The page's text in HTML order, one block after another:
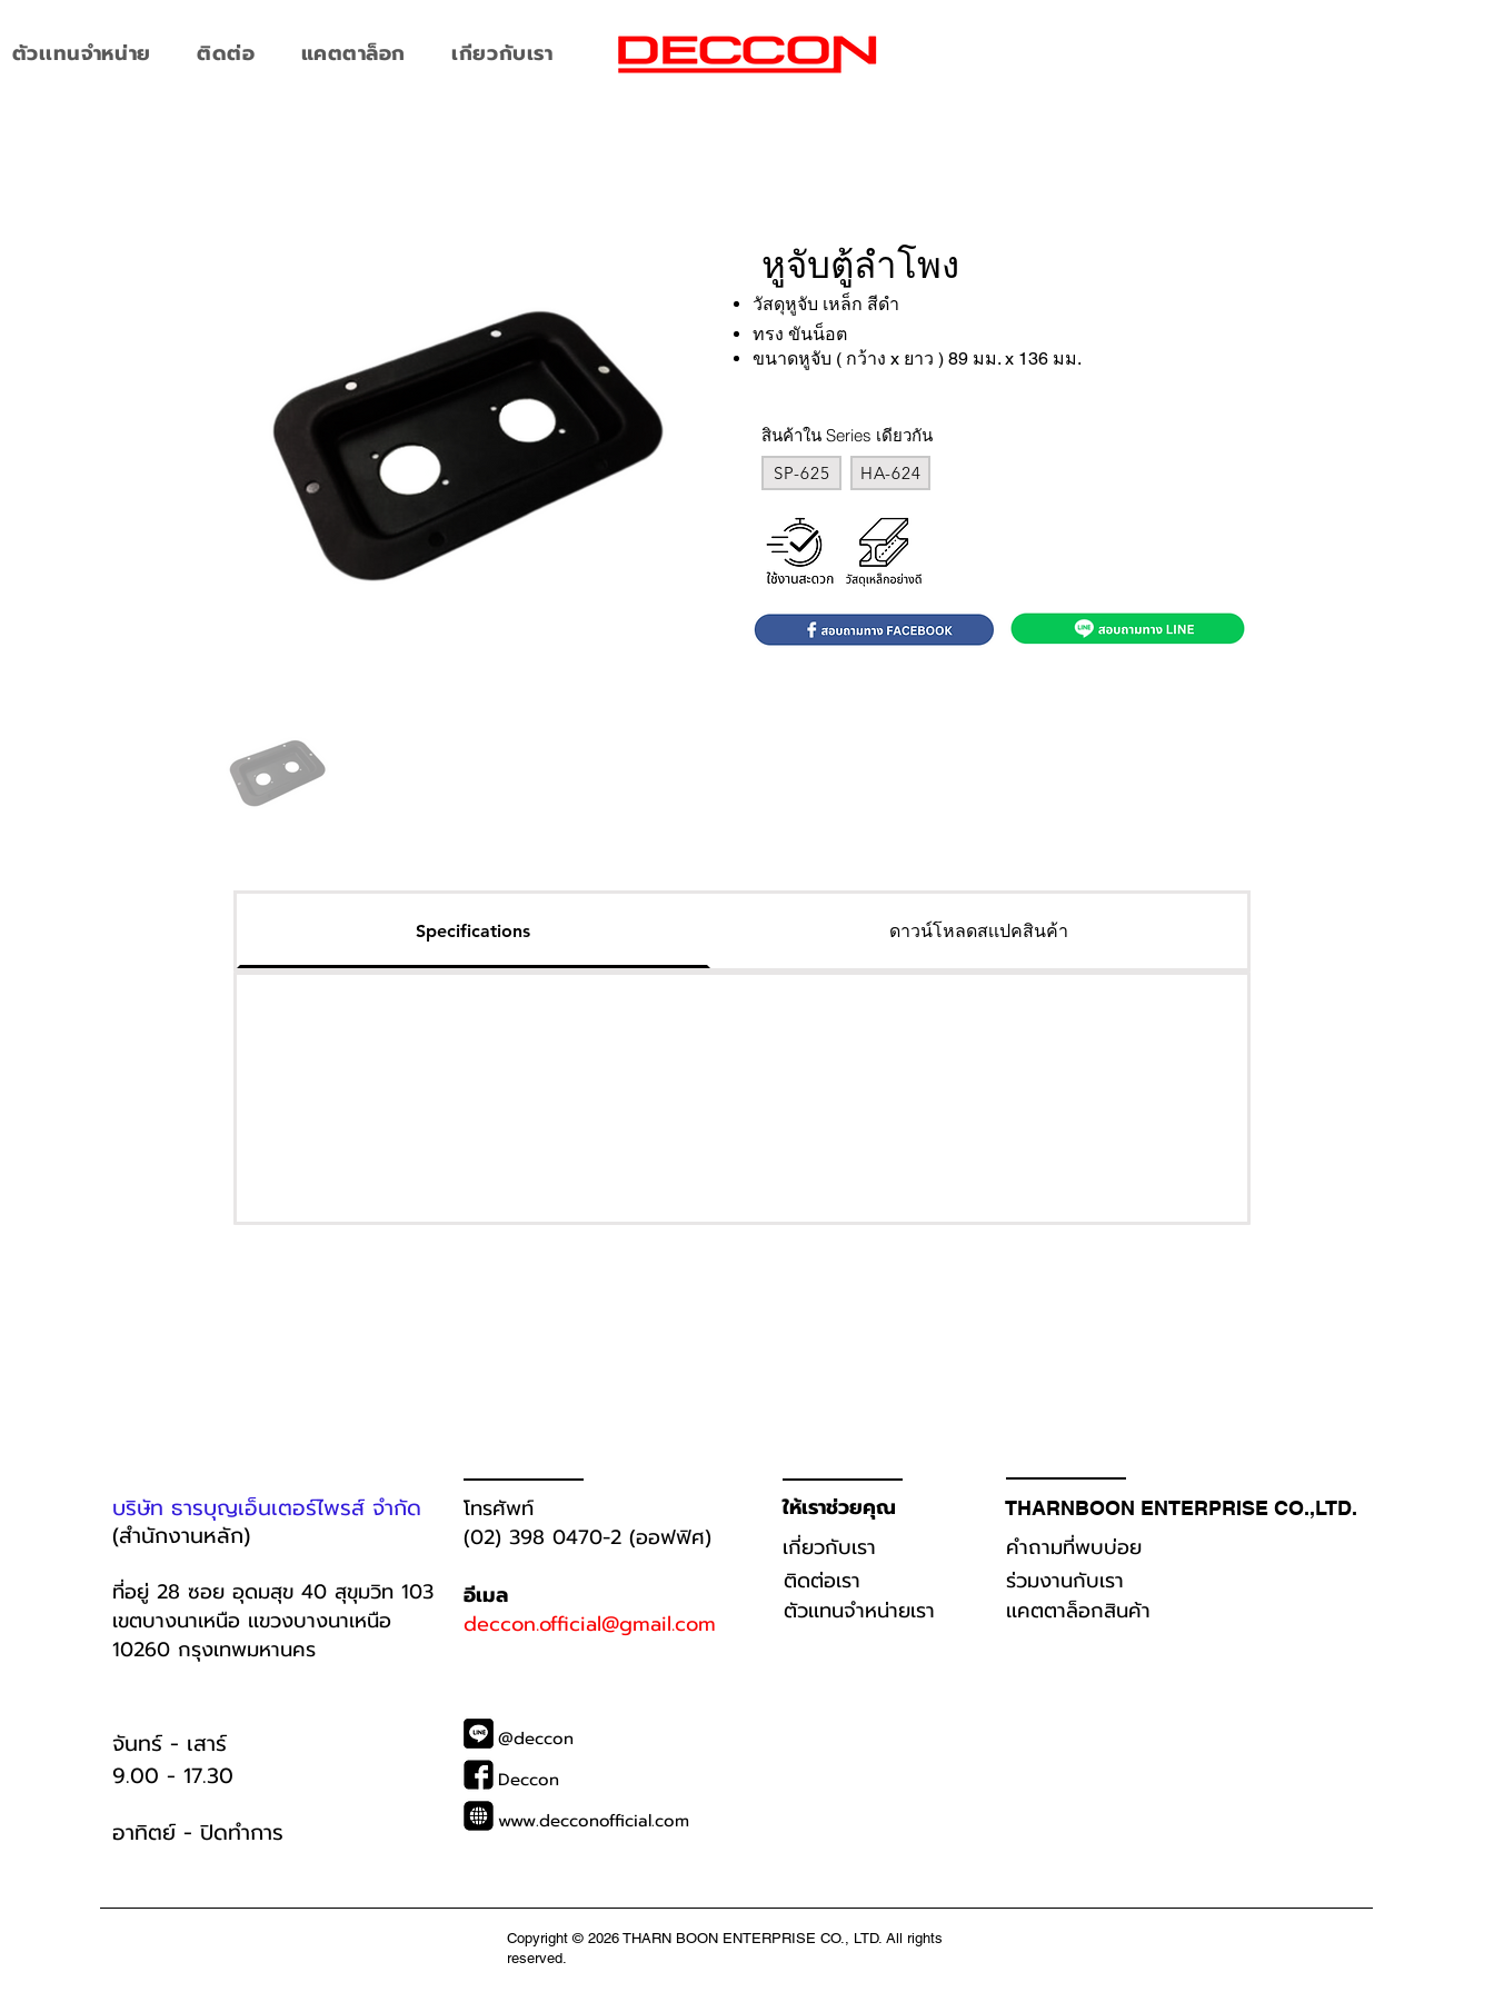
ตัวเเทนจำหน่าย ติดต่อ แคตตาล็อก เกียวกับเรา
หูจับตู้ลำโพง
วัสดุหูจับ เหล็ก สีดำ
ทรง ขันน็อต
ขนาดหูจับ ( กว้าง x ยาว ) 89 มม. x 136 มม.
สินค้าใน Series เดียวกัน
SP-625
HA-624
Specifications ดาวน์โหลดสเเปคสินค้า
บริษัท ธารบุญเอ็นเตอร์ไพรส์ จำกัด
(สำนักงานหลัก)
ที่อยู่ 28 ซอย อุดมสุข 40 สุขุมวิท 103
เขตบางนาเหนือ เเขวงบางนาเหนือ
10260 กรุงเทพมหานคร
จันทร์ - เสาร์
9.00 - 17.30
อาทิตย์ - ปิดทำการ
โทรศัพท์
(02) 398 0470-2 (ออฟฟิศ)
อีเมล
deccon.official@gmail.com
@deccon
Deccon
www.decconofficial.com
ให้เราช่วยคุณ THARNBOON ENTERPRISE CO.,LTD.
เกี่ยวกับเรา
ติดต่อเรา
ตัวเเทนจำหน่ายเรา
คำถามที่พบบ่อย
ร่วมงานกับเรา
เเคตตาล็อกสินค้า
Copyright © 2026 THARN BOON ENTERPRISE CO., LTD. All rights
reserved.